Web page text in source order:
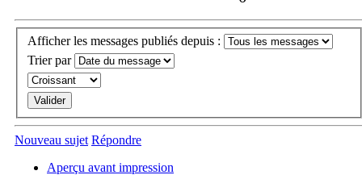
Afficher les messages publiés depuis :
Trier par
Nouveau sujet Répondre
Aperçu avant impression